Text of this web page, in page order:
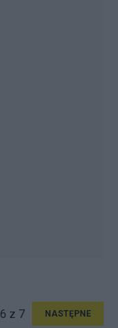
6 z 7 NASTĘPNE